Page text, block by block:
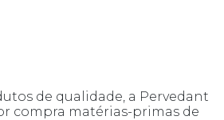
de qualidade, a Pervedant
compra matérias-primas de